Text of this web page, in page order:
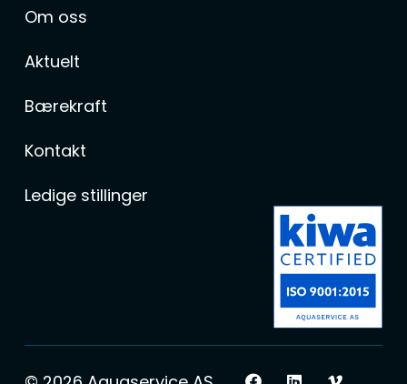
Om oss
Aktuelt
Bærekraft
Kontakt
Ledige stillinger